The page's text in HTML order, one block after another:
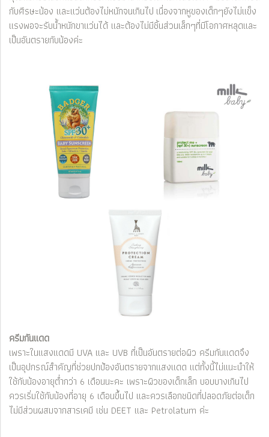
กับศีรษะน้อง และแว่นต้องไม่หนักจนเกินไป เนื่องจากหูของเด็กๆยังไม่แข็ง
แรงพอจะรับน้ำหนักขาแว่นได้ และต้องไม่มีชิ้นส่วนเล็กๆที่มีโอกาศหลุดและ
เป็นอันตรายกับน้องค่ะ
ครีมกันแดด
เพราะในแสงแดดมี UVA และ UVB ที่เป็นอันตรายต่อผิว ครีมกันแดดจึง
เป็นอุปกรณ์สำคัญที่ช่วยปกป้องอันตรายจากแสงแดด แต่ทั้งนี้ไม่แนะนำให้
ใช้กับน้องอายุต่ำกว่า 6 เดือนนะคะ เพราะผิวของเด็กเล็ก บอบบางเกินไป
ควรเริ่มใช้กับน้องที่อายุ 6 เดือนขึ้นไป และควรเลือกชนิดที่ปลอดภัยต่อเด็ก
ไม่มีส่วนผสมจากสารเคมี เช่น DEET และ Petrolatum ค่ะ